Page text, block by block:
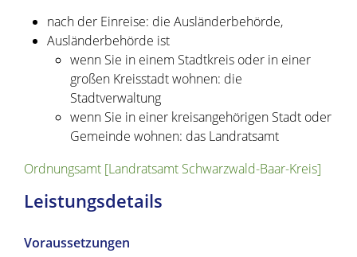
nach der Einreise: die Ausländerbehörde,
Ausländerbehörde ist
wenn Sie in einem Stadtkreis oder in einer
großen Kreisstadt wohnen: die
Stadtverwaltung
wenn Sie in einer kreisangehörigen Stadt oder
Gemeinde wohnen: das Landratsamt
Ordnungsamt [Landratsamt Schwarzwald-Baar-Kreis]
Leistungsdetails
Voraussetzungen